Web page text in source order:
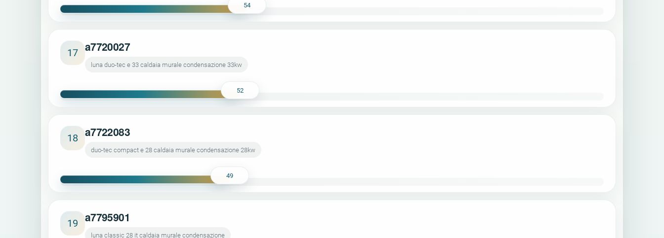
54
17 a7720027
luna duo-tec e 33 caldaia murale condensazione 33kw
52
18 a7722083
duo-tec compact e 28 caldaia murale condensazione 28kw
49
19 a7795901
luna classic 28 it caldaia murale condensazione